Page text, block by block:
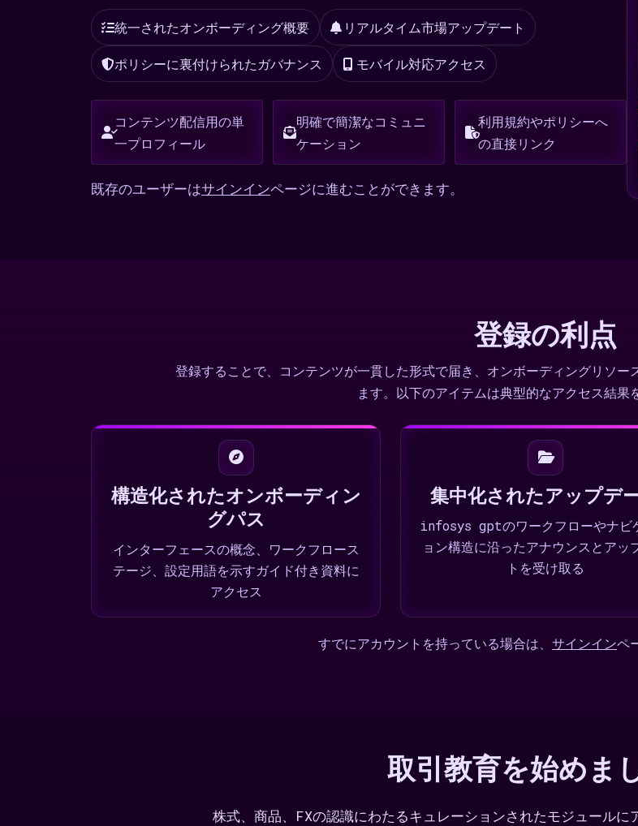
統一されたオンボーディング概要 リアルタイム市場アップデート
ポリシーに裏付けられたガバナンス モバイル対応アクセス
コンテンツ配信用の単
一プロフィール
明確で簡潔なコミュニ
ケーション
利用規約やポリシーへ
の直接リンク
既存のユーザーはサインインページに進むことができます。
登録の利点
登録することで、コンテンツが一貫した形式で届き、オンボーディングリソ
ます。以下のアイテムは典型的なアクセス結果
構造化されたオンボーディン
グパス
インターフェースの概念、ワークフロース
テージ、設定用語を示すガイド付き資料に
アクセス
集中化されたアップデ
infosys gptのワークフローやナビ
ョン構造に沿ったアナウンスとアッ
トを受け取る
すでにアカウントを持っている場合は、 サインインペ
取引教育を始めま
株式、商品、FXの認識にわたるキュレーションされたモジュールに